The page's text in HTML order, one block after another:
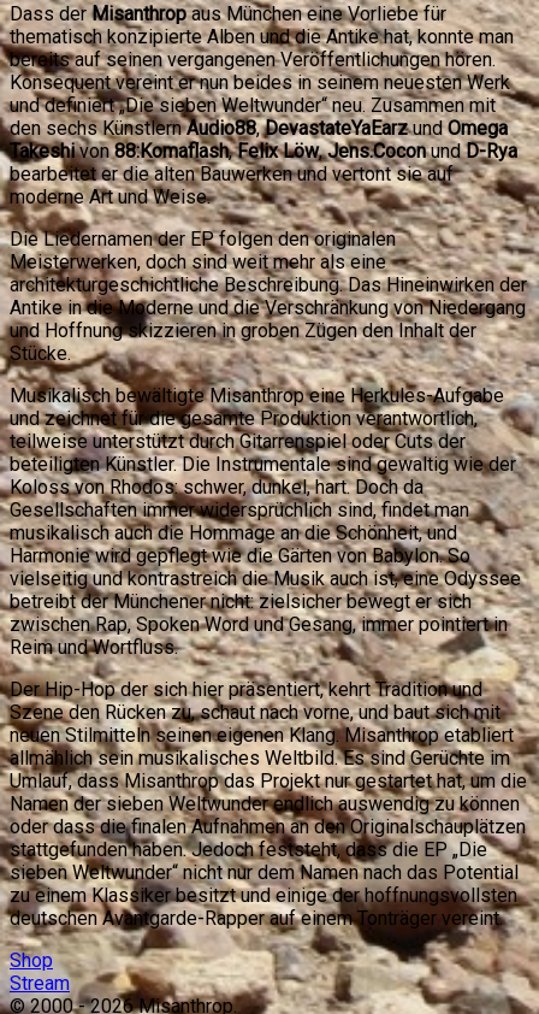
Dass derMisanthropaus München eine Vorliebe für
thematisch konzipierte Alben und die Antike hat, konnte man
bereits auf seinen vergangenen Veröffentlichungen hören.
Konsequent vereint er nun beides in seinem neuesten Werk
und definiert „Die sieben Weltwunder“ neu. Zusammen mit
den sechs KünstlernAudio88,DevastateYaEarzundOmega
Takeshivon88:Komaflash,Felix Löw,Jens.CoconundD-Rya
bearbeitet er die alten Bauwerken und vertont sie auf
moderne Art und Weise.
Die Liedernamen der EP folgen den originalen
Meisterwerken, doch sind weit mehr als eine
architekturgeschichtliche Beschreibung. Das Hineinwirken der
Antike in die Moderne und die Verschränkung von Niedergang
und Hoffnung skizzieren in groben Zügen den Inhalt der
Stücke.
Musikalisch bewältigte Misanthrop eine Herkules-Aufgabe
und zeichnet für die gesamte Produktion verantwortlich,
teilweise unterstützt durch Gitarrenspiel oder Cuts der
beteiligten Künstler. Die Instrumentale sind gewaltig wie der
Koloss von Rhodos: schwer, dunkel, hart. Doch da
Gesellschaften immer widersprüchlich sind, findet man
musikalisch auch die Hommage an die Schönheit, und
Harmonie wird gepflegt wie die Gärten von Babylon. So
vielseitig und kontrastreich die Musik auch ist, eine Odyssee
betreibt der Münchener nicht: zielsicher bewegt er sich
zwischen Rap, Spoken Word und Gesang, immer pointiert in
Reim und Wortfluss.
Der Hip-Hop der sich hier präsentiert, kehrt Tradition und
Szene den Rücken zu, schaut nach vorne, und baut sich mit
neuen Stilmitteln seinen eigenen Klang. Misanthrop etabliert
allmählich sein musikalisches Weltbild. Es sind Gerüchte im
Umlauf, dass Misanthrop das Projekt nur gestartet hat, um die
Namen der sieben Weltwunder endlich auswendig zu können
oder dass die finalen Aufnahmen an den Originalschauplätzen
stattgefunden haben. Jedoch feststeht, dass die EP „Die
sieben Weltwunder“ nicht nur dem Namen nach das Potential
zu einem Klassiker besitzt und einige der hoffnungsvollsten
deutschen Avantgarde-Rapper auf einem Tonträger vereint.
Shop
Stream
© 2000 -2026Misanthrop.